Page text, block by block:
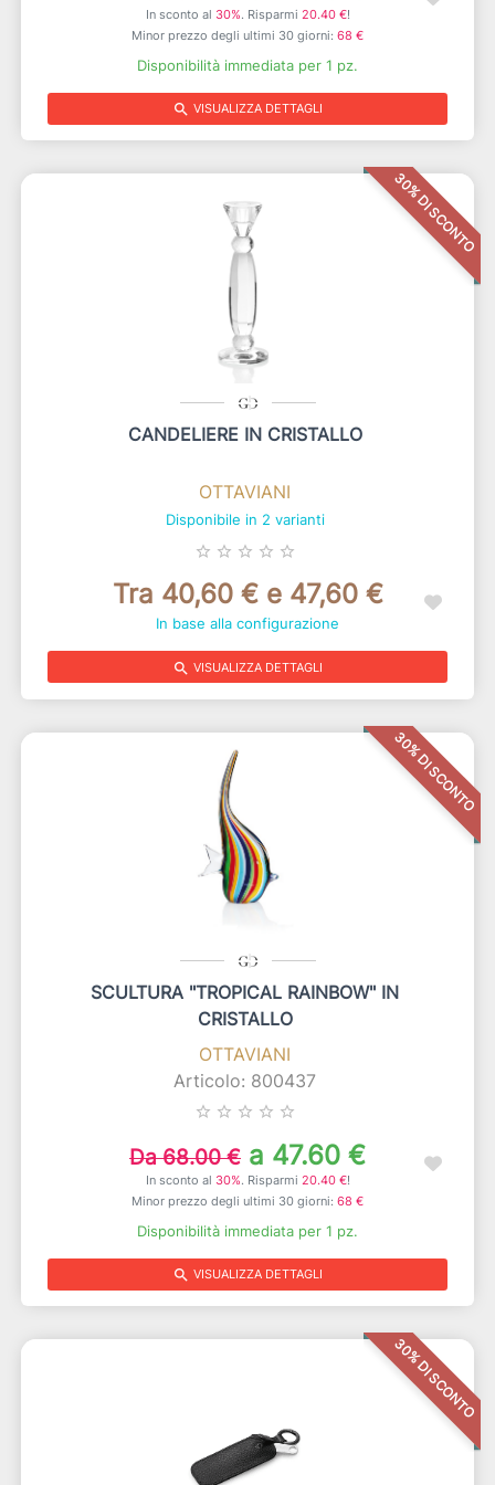
In sconto al 30%. Risparmi 20.40 €!
Minor prezzo degli ultimi 30 giorni: 68 €
Disponibilità immediata per 1 pz.
search VISUALIZZA DETTAGLI
30% DI SCONTO
CANDELIERE IN CRISTALLO
OTTAVIANI
Disponibile in 2 varianti
star_border star_border star_border star_border star_border
Tra 40,60 € e 47,60 €
In base alla configurazione
search VISUALIZZA DETTAGLI
30% DI SCONTO
SCULTURA "TROPICAL RAINBOW" IN
CRISTALLO
OTTAVIANI
Articolo: 800437
star_border star_border star_border star_border star_border
Da 68.00 € a 47.60 €
In sconto al 30%. Risparmi 20.40 €!
Minor prezzo degli ultimi 30 giorni: 68 €
Disponibilità immediata per 1 pz.
search VISUALIZZA DETTAGLI
30% DI SCONTO